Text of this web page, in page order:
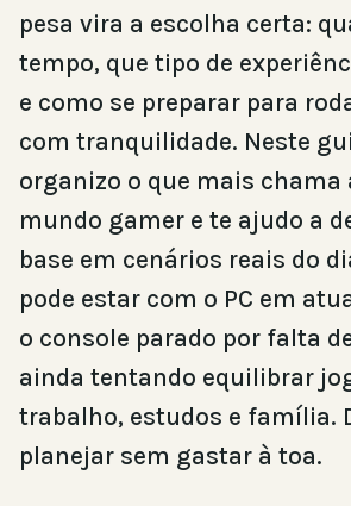
pesa vira a escolha certa:
tempo, que tipo de
e como se preparar para
com tranquilidade. Neste
organizo o que mais chama
mundo gamer e te ajudo a
base em cenários reais do
pode estar com o PC em
o console parado por falta
ainda tentando equilibrar
trabalho, estudos e família.
planejar sem gastar à toa.